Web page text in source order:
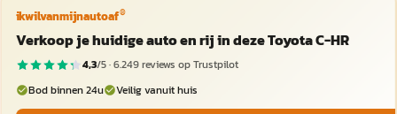
ikwilvanmijnautoaf®
Verkoop je huidige auto en rij in deze Toyota C-HR
4,3/5 ·6.249reviews op Trustpilot
Bod binnen 24u
Veilig vanuit huis